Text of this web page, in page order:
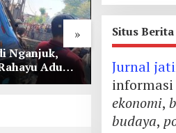
»
Nganjuk,
Adu
Dump
di Jombang,
Diduga
Situs
Jurnal
ekonomi,
budaya,